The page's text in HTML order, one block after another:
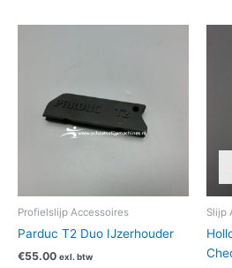
Profielslijp Accessoires
Parduc T2 Duo IJzerhouder
€55.00 exl. btw
Slijp